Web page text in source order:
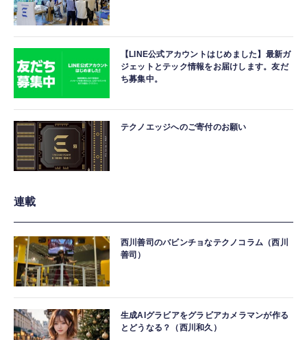
【LINE公式アカウントはじめました】最新ガ
ジェットとテック情報をお届けします。友だ
ち募集中。
テクノエッジへのご寄付のお願い
連載
西川善司のバビンチョなテクノコラム（西川
善司）
生成AIグラビアをグラビアカメラマンが作る
とどうなる？（西川和久）